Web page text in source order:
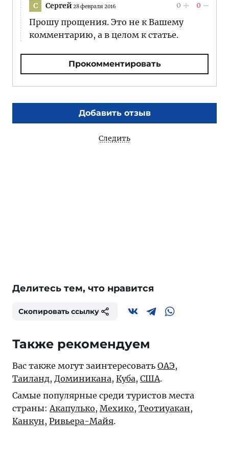
С Сергей 28 февраля 2016 0 0
Прошу прощения. Это не к Вашему
комментарию, а в целом к статье.
Прокомментировать
Добавить отзыв
Следить
Делитесь тем, что нравится
Скопировать ссылку
Также рекомендуем
Вас также могут заинтересовать ОАЭ,
Таиланд, Доминикана, Куба, США.
Самые популярные среди туристов места
страны:Акапулько, Мехико, Теотиуакан,
Канкун, Ривьера-Майя.